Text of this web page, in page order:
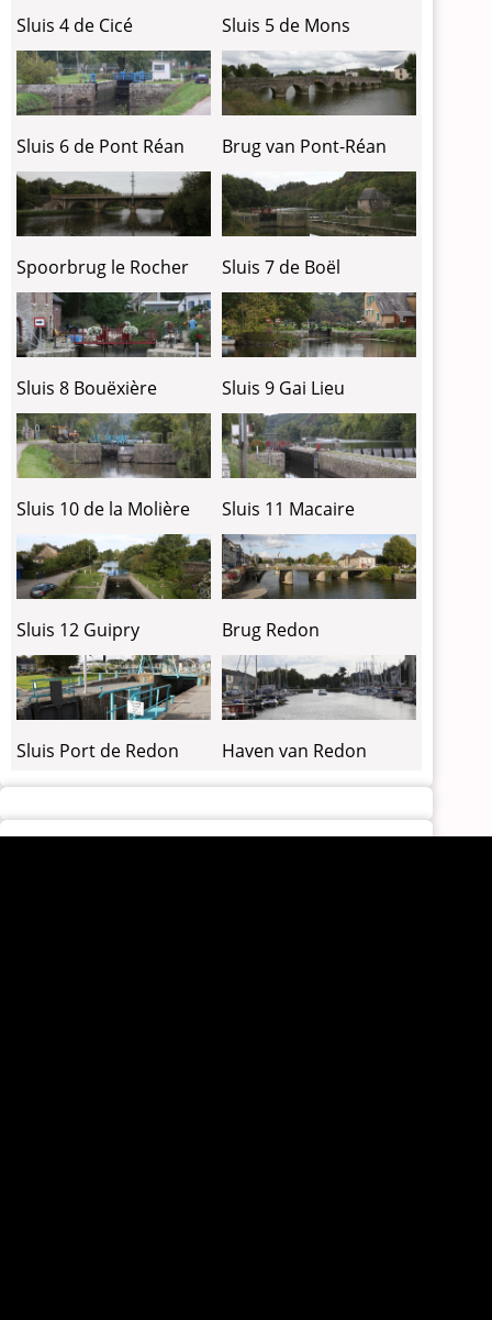
Sluis 4 de Cicé Sluis 5 de Mons
Sluis 6 de Pont Réan Brug van Pont-Réan
Spoorbrug le Rocher Sluis 7 de Boël
Sluis 8 Bouëxière Sluis 9 Gai Lieu
Sluis 10 de la Molière Sluis 11 Macaire
Sluis 12 Guipry Brug Redon
Sluis Port de Redon Haven van Redon